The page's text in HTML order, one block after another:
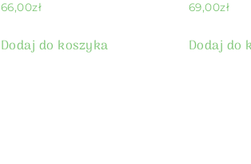
66,00zł
Dodaj do koszyka
69,00zł
Dodaj do